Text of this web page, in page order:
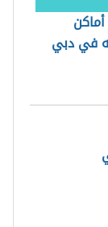
في دبي